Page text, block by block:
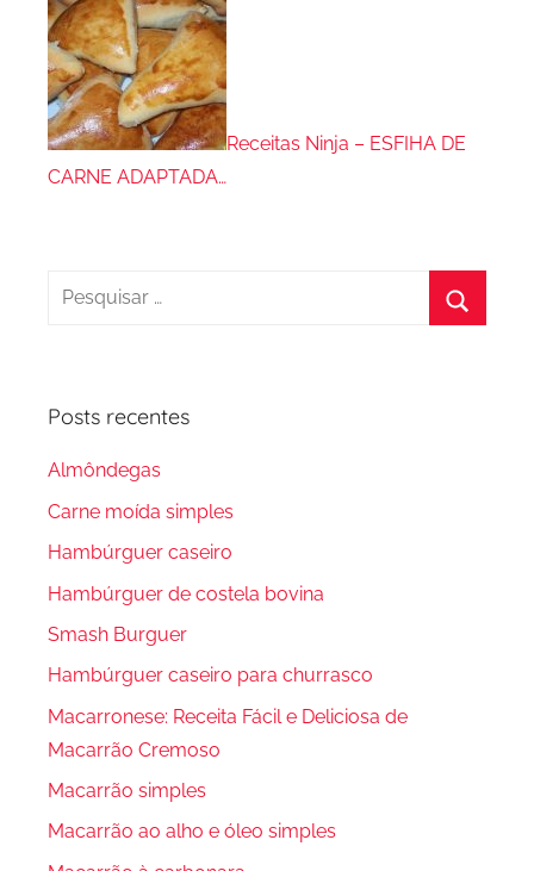
Receitas Ninja – ESFIHA DE
CARNE ADAPTADA…
Pesquisar
Posts recentes
Almôndegas
Carne moída simples
Hambúrguer caseiro
Hambúrguer de costela bovina
Smash Burguer
Hambúrguer caseiro para churrasco
Macarronese: Receita Fácil e Deliciosa de
Macarrão Cremoso
Macarrão simples
Macarrão ao alho e óleo simples